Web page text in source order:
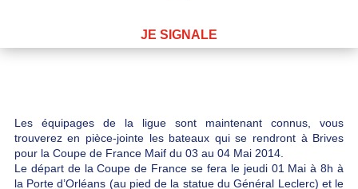
JE SIGNALE
Les équipages de la ligue sont maintenant connus, vous
trouverez en pièce-jointe les bateaux qui se rendront à Brives
pour la Coupe de France Maif du 03 au 04 Mai 2014.
Le départ de la Coupe de France se fera le jeudi 01 Mai à 8h à
la Porte d’Orléans (au pied de la statue du Général Leclerc) et le